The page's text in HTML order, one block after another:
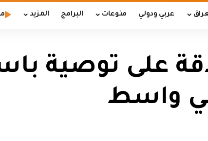
عربي ودولي منوعات البرامج المزيد
على توصية
واسط